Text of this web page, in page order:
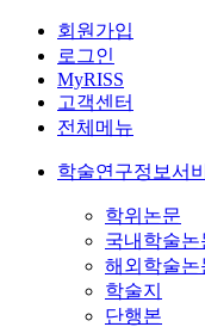
회원가입
로그인
MyRISS
고객센터
전체메뉴
학술연구정보서
학위논문
국내학술논
해외학술논
학술지
단행본